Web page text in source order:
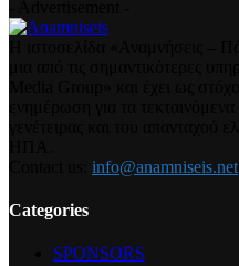
info@anamniseis.net
Categories
SPONSORS